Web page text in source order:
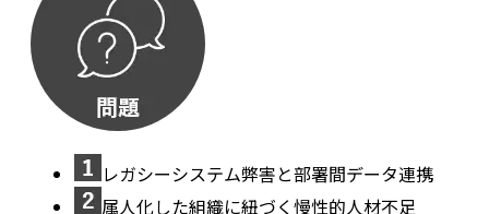
レガシーシステム弊害と部署間データ連携
属人化した組織に紐づく慢性的人材不足